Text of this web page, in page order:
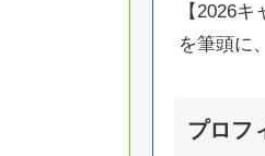
【2026
を筆頭に
プロフ